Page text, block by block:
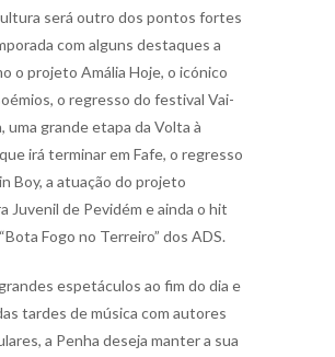
será outro dos pontos fortes
com alguns destaques a
o projeto Amália Hoje, o icónico
o regresso do festival Vai-
uma grande etapa da Volta à
irá terminar em Fafe, o regresso
Boy, a atuação do projeto
Juvenil de Pevidém e ainda o hit
Fogo no Terreiro” dos ADS.
espetáculos ao fim do dia e
tardes de música com autores
a Penha deseja manter a sua